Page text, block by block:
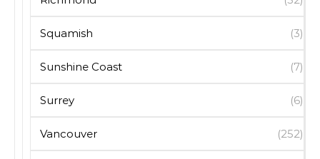
Squamish (3)
Sunshine Coast (7)
Surrey (6)
Vancouver (252)